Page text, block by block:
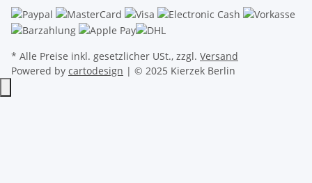
* Alle Preise inkl. gesetzlicher USt., zzgl. Versand
Powered by cartodesign | © 2025 Kierzek Berlin